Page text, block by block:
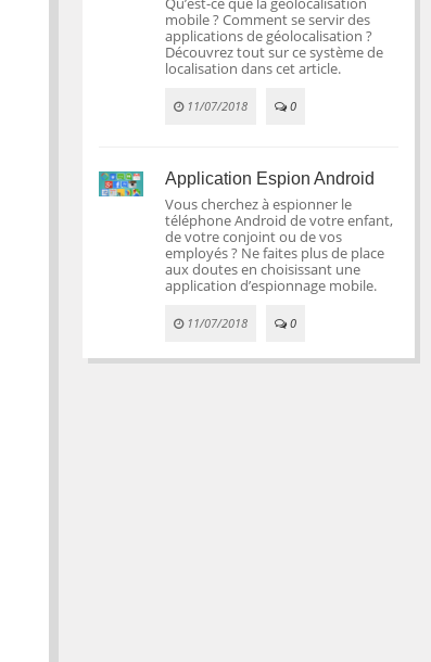
mobile ? Comment se servir des
applications de géolocalisation ?
Découvrez tout sur ce système de
localisation dans cet article.
11/07/2018 0
Application Espion Android
Vous cherchez à espionner le
téléphone Android de votre enfant,
de votre conjoint ou de vos
employés ? Ne faites plus de place
aux doutes en choisissant une
application d’espionnage mobile.
11/07/2018 0